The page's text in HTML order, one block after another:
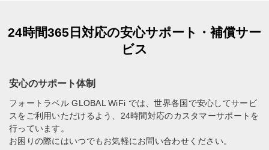
24時間365日対応の安心サポート・補償サー
ビス
安心のサポート体制
フォートラベル GLOBAL WiFi では、世界各国で安心してサービ
スをご利用いただけるよう、24時間対応のカスタマーサポートを
行っています。
お困りの際にはいつでもお気軽にお問い合わせください。